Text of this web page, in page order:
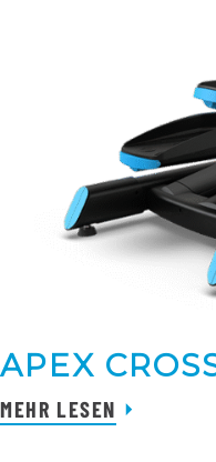
APEX
MEHR LESEN